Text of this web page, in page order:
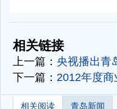
-
相关链接
上一篇： 央视播出青
下一篇： 2012年度
相关阅读 青岛新闻